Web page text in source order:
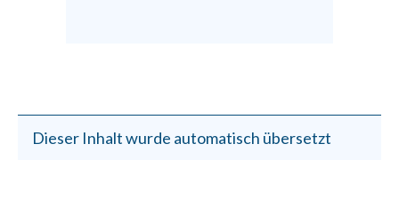
Dieser Inhalt wurde automatisch übersetzt